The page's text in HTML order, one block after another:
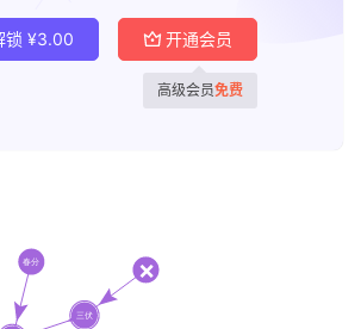
锁 ¥3.00 开通会员
高级会员免费